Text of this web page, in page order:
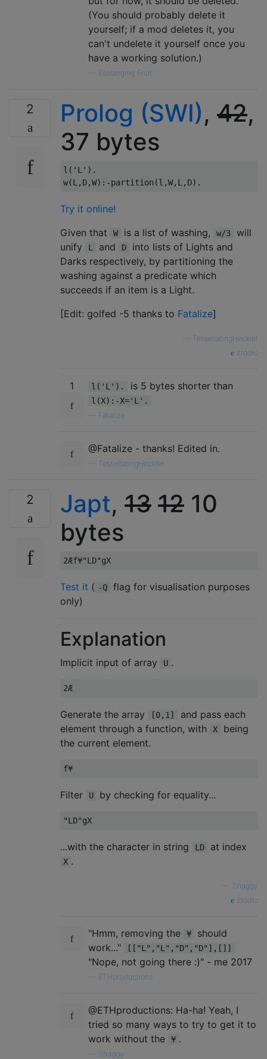
(You should probably delete it
yourself; if a mod deletes it, you
can't undelete it yourself once you
have a working solution.)
Esolanging Fruit
2 Prolog (SWI), 42,
37 bytes
l('L').
Try it online!
Given that
W is a list of washing, w/3
will
unify
L and D
into lists of Lights and
Darks respectively, by partitioning the
washing against a predicate which
succeeds if an item is a Light.
[Edit: golfed -5 thanks to Fatalize]
TessellatingHeckler
źródło
1 l('L'). is 5 bytes shorter than
l(X):-X='L'.
Fatalize
@Fatalize - thanks! Edited in.
TessellatingHeckler
2 Japt, 13 12 10
bytes
Test it ( -Q
flag for visualisation purposes
only)
Explanation
Implicit input of array U .
Generate the array [0,1]
and pass each
element through a function, with
X
being
the current element.
Filter U by checking for equality...
...with the character in string LD at index
X .
Shaggy
źródło
"Hmm, removing the ¥
should
work..."
[["L","L","D","D"],[]]
"Nope, not going there :)" - me 2017
ETHproductions
@ETHproductions: Ha-ha! Yeah, I
tried so many ways to try to get it to
work without the
¥ .
Shaggy